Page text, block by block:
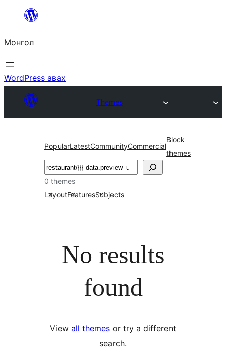
Агуулга
алгасах
Монгол
WordPress авах
Themes
PopularLatestCommunityCommercial
Block
themes
Хайх
0 themes
LayoutFeaturesSubjects
No results
found
View all themes or try a different
search.